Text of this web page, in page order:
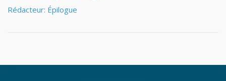
Rédacteur: Épilogue